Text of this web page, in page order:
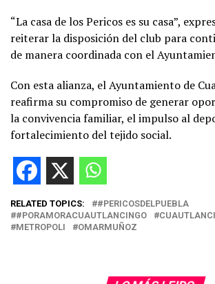
“La casa de los Pericos es su casa”,
reiterar la disposición del club para
de manera coordinada con el
Con esta alianza, el Ayuntamiento de
reafirma su compromiso de generar
la convivencia familiar, el impulso al
fortalecimiento del tejido social.
RELATED TOPICS:
#PERICOSDELPUEBLA
#PORAMORACUAUTLANCINGO
METROPOLI
OMARMUÑOZ